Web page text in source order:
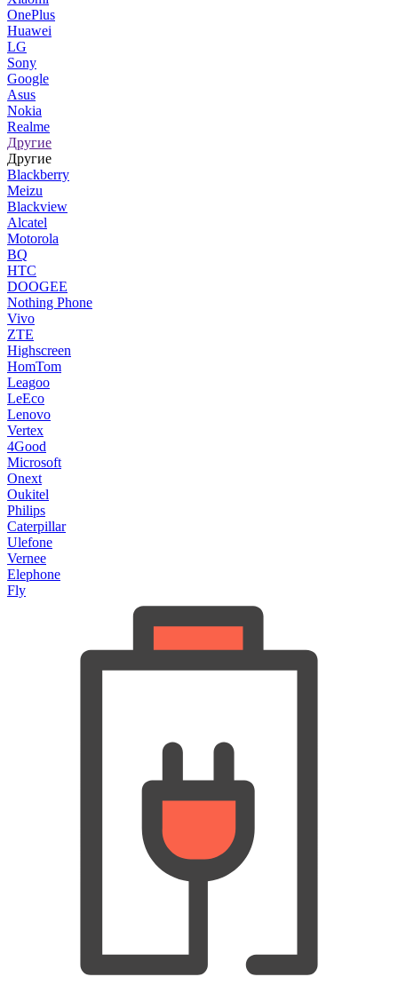
OnePlus
Huawei
LG
Sony
Google
Asus
Nokia
Realme
Другие
Другие
Blackberry
Meizu
Blackview
Alcatel
Motorola
BQ
HTC
DOOGEE
Nothing Phone
Vivo
ZTE
Highscreen
HomTom
Leagoo
LeEco
Lenovo
Vertex
4Good
Microsoft
Onext
Oukitel
Philips
Caterpillar
Ulefone
Vernee
Elephone
Fly